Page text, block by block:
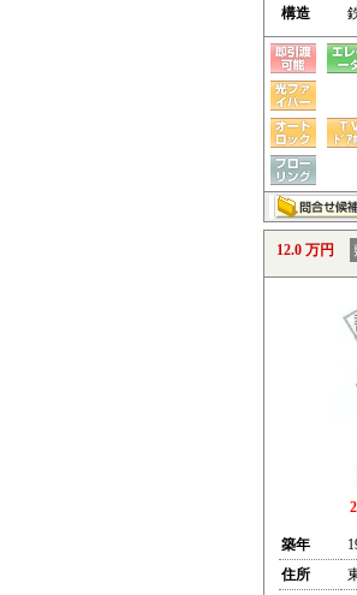
構造
12.0 万円
築年
住所